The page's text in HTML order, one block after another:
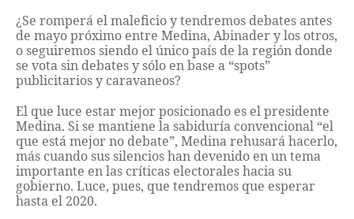
¿Se romperá el maleficio y tendremos debates antes
de mayo próximo entre Medina, Abinader y los otros,
o seguiremos siendo el único país de la región donde
se vota sin debates y sólo en base a “spots”
publicitarios y caravaneos?
El que luce estar mejor posicionado es el presidente
Medina. Si se mantiene la sabiduría convencional “el
que está mejor no debate”, Medina rehusará hacerlo,
más cuando sus silencios han devenido en un tema
importante en las críticas electorales hacia su
gobierno. Luce, pues, que tendremos que esperar
hasta el 2020.